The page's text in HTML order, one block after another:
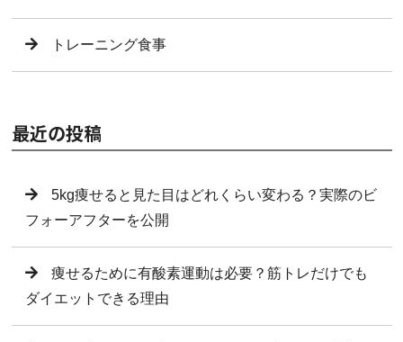
トレーニング食事
最近の投稿
5kg痩せると見た目はどれくらい変わる？実際のビ
フォーアフターを公開
痩せるために有酸素運動は必要？筋トレだけでも
ダイエットできる理由